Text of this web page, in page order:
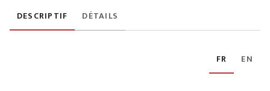
DESCRIPTIF DÉTAILS
FR EN